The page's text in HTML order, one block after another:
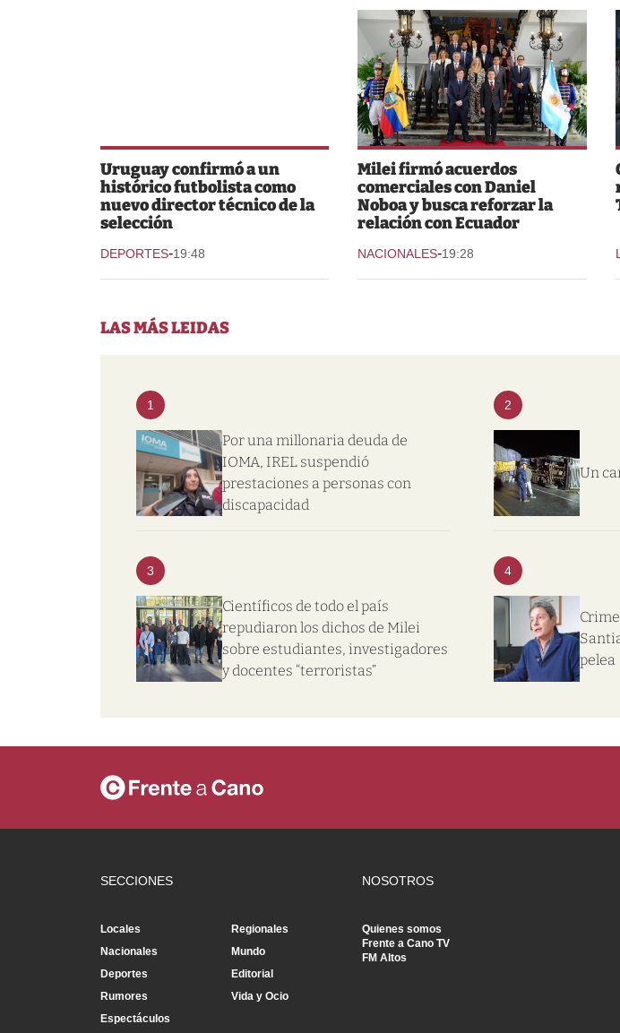
Uruguay confirmó a un
histórico futbolista como
nuevo director técnico de la
selección
DEPORTES-19:48
Milei firmó acuerdos
comerciales con Daniel
Noboa y busca reforzar la
relación con Ecuador
NACIONALES-19:28
LAS MÁS LEIDAS
1
Por una millonaria deuda de
IOMA, IREL suspendió
prestaciones a personas con
discapacidad
2
Un
3
Científicos de todo el país
repudiaron los dichos de Milei
sobre estudiantes, investigadores
y docentes “terroristas”
4
pelea
SECCIONES
Locales
Regionales
Nacionales
Mundo
Deportes
Editorial
Rumores
Vida y Ocio
Espectáculos
NOSOTROS
Quienes somos
Frente a Cano TV
FM Altos